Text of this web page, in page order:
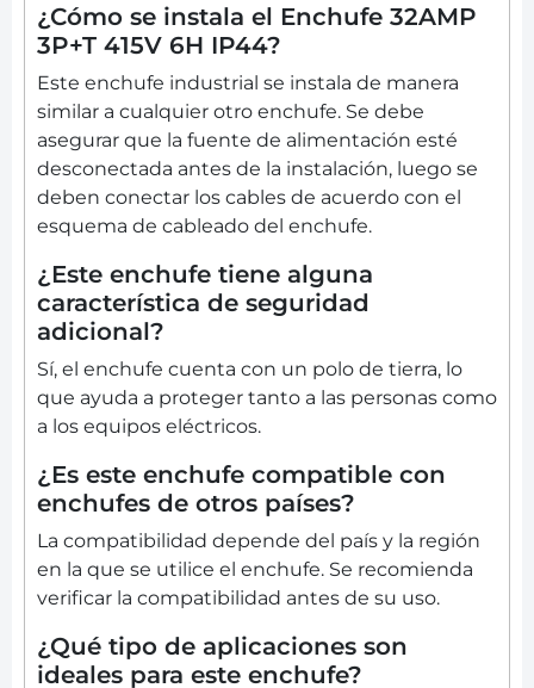
¿Cómo se instala el Enchufe 32AMP
3P+T 415V 6H IP44?
Este enchufe industrial se instala de manera
similar a cualquier otro enchufe. Se debe
asegurar que la fuente de alimentación esté
desconectada antes de la instalación, luego se
deben conectar los cables de acuerdo con el
esquema de cableado del enchufe.
¿Este enchufe tiene alguna
característica de seguridad
adicional?
Sí, el enchufe cuenta con un polo de tierra, lo
que ayuda a proteger tanto a las personas como
a los equipos eléctricos.
¿Es este enchufe compatible con
enchufes de otros países?
La compatibilidad depende del país y la región
en la que se utilice el enchufe. Se recomienda
verificar la compatibilidad antes de su uso.
¿Qué tipo de aplicaciones son
ideales para este enchufe?